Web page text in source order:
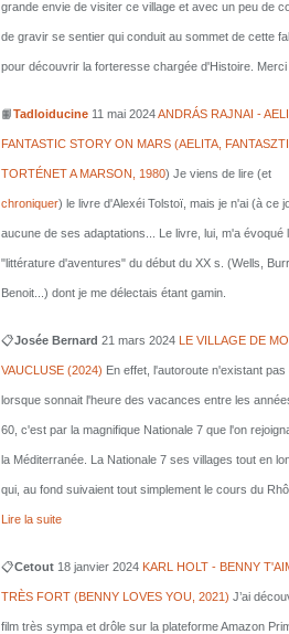
grande envie de visiter ce village et avec un peu de
de gravir se sentier qui conduit au sommet de cette
pour découvrir la forteresse chargée d'Histoire. Merci
📙Tadloiducine 11 mai 2024ANDRÁS RAJNAI -
FANTASTIC STORY ON MARS (AELITA,
TORTÉNET A MARSON, 1980) Je viens de lire (et
chroniquer) le livre d'Alexéi Tolstoï, mais je n'ai (à ce
aucune de ses adaptations... Le livre, lui, m'a évoqué
"littérature d'aventures" du début du XX s. (Wells,
Benoit...) dont je me délectais étant gamin.
📋Josée Bernard 21 mars 2024 LE VILLAGE DE
VAUCLUSE (2024) En effet, l'autoroute n'existant pas
lorsque sonnait l'heure des vacances entre les
60, c'est par la magnifique Nationale 7 que l'on
la Méditerranée. La Nationale 7 ses villages tout en
qui, au fond suivaient tout simplement le cours du
Lire la suite
📋Cetout 18 janvier 2024 KARL HOLT - BENNY
TRÈS FORT (BENNY LOVES YOU, 2021) J’ai
film très sympa et drôle sur la plateforme Amazon